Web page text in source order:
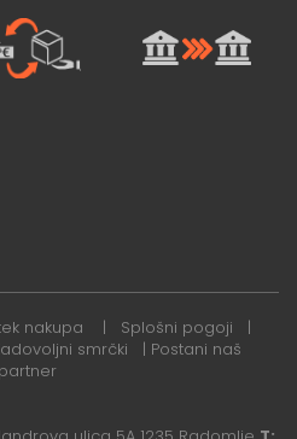
nakupa | Splošni pogoji
|
smrčki | Postani naš
partner